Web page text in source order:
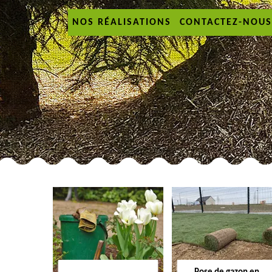
NOS RÉALISATIONS CONTACTEZ-